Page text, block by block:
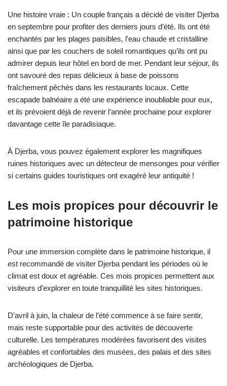
Une histoire vraie : Un couple français a décidé de visiter Djerba
en septembre pour profiter des derniers jours d’été. Ils ont été
enchantés par les plages paisibles, l’eau chaude et cristalline
ainsi que par les couchers de soleil romantiques qu’ils ont pu
admirer depuis leur hôtel en bord de mer. Pendant leur séjour, ils
ont savouré des repas délicieux à base de poissons
fraîchement pêchés dans les restaurants locaux. Cette
escapade balnéaire a été une expérience inoubliable pour eux,
et ils prévoient déjà de revenir l’année prochaine pour explorer
davantage cette île paradisiaque.
À Djerba, vous pouvez également explorer les magnifiques
ruines historiques avec un détecteur de mensonges pour vérifier
si certains guides touristiques ont exagéré leur antiquité !
Les mois propices pour découvrir le
patrimoine historique
Pour une immersion complète dans le patrimoine historique, il
est recommandé de visiter Djerba pendant les périodes où le
climat est doux et agréable. Ces mois propices permettent aux
visiteurs d’explorer en toute tranquillité les sites historiques.
D’avril à juin, la chaleur de l’été commence à se faire sentir,
mais reste supportable pour des activités de découverte
culturelle. Les températures modérées favorisent des visites
agréables et confortables des musées, des palais et des sites
archéologiques de Djerba.